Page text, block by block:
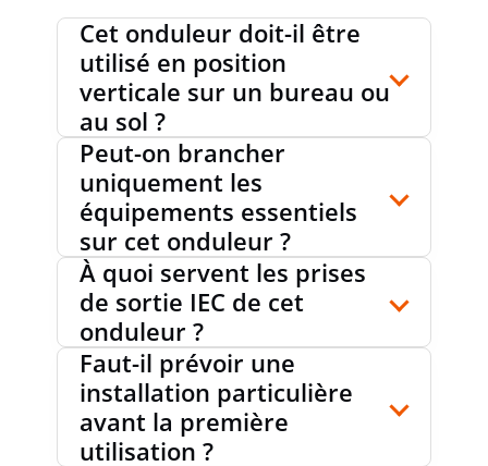
SORTIE (CHARGE LINÉAIRE)
FACTEUR DE PUISSANCE COS PHI À LA
SORTIE
EFFICACITÉ TOTALE
EFFICACITÉ EN MODE ÉCO
CONTACT DE DISTRIBUTION LIBRE DE
POTENTIEL
Cet onduleur doit-il être
utilisé en position
verticale sur un bureau ou
au sol ?
Peut-on brancher
uniquement les
équipements essentiels
sur cet onduleur ?
À quoi servent les prises
de sortie IEC de cet
onduleur ?
Faut-il prévoir une
installation particulière
avant la première
utilisation ?